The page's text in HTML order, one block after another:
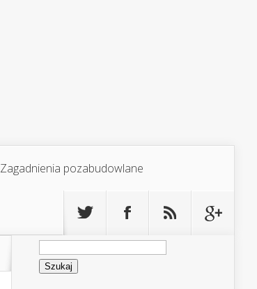
Zagadnienia pozabudowlane
Szukaj: